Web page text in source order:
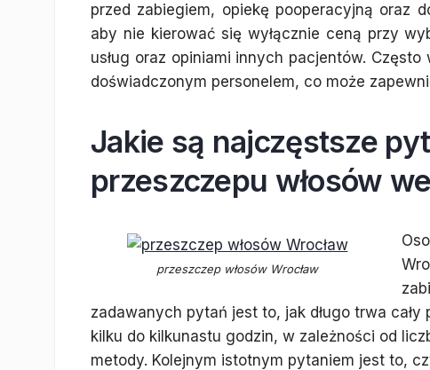
przed zabiegiem, opiekę pooperacyjną oraz
aby nie kierować się wyłącznie ceną przy
usług oraz opiniami innych pacjentów.
doświadczonym personelem, co może
Jakie są najczęstsze
przeszczepu włosów
przeszczep włosów Wrocław
zadawanych pytań jest to, jak długo trwa
kilku do kilkunastu godzin, w zależności od
metody. Kolejnym istotnym pytaniem jest to,